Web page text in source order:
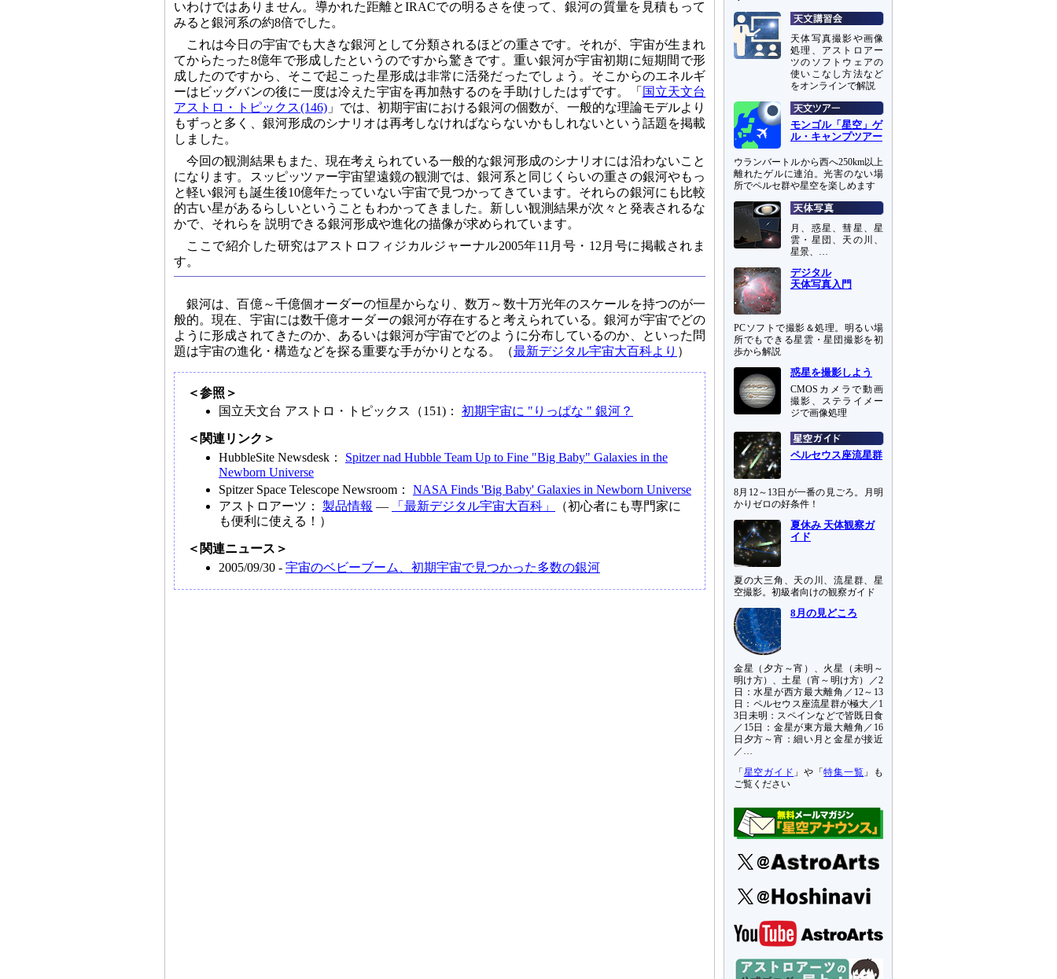
いわけではありません。導かれた距離とIRACでの明るさを使って、銀河の質量を見積もって
みると銀河系の約8倍でした。
これは今日の宇宙でも大きな銀河として分類されるほどの重さです。それが、宇宙が生まれ
てからたった8億年で形成したというのですから驚きです。重い銀河が宇宙初期に短期間で形
成したのですから、そこで起こった星形成は非常に活発だったでしょう。そこからのエネルギ
ーはビッグバンの後に一度は冷えた宇宙を再加熱するのを手助けしたはずです。「 国立天文台
アストロ・トピックス(146)」では、初期宇宙における銀河の個数が、一般的な理論モデルより
もずっと多く、銀河形成のシナリオは再考しなければならないかもしれないという話題を掲載
しました。
今回の観測結果もまた、現在考えられている一般的な銀河形成のシナリオには沿わないこと
になります。スッピッツァー宇宙望遠鏡の観測では、銀河系と同じくらいの重さの銀河やもっ
と軽い銀河も誕生後10億年たっていない宇宙で見つかってきています。それらの銀河にも比較
的古い星があるらしいということもわかってきました。新しい観測結果が次々と発表されるな
かで、それらを 説明できる銀河形成や進化の描像が求められています。
ここで紹介した研究はアストロフィジカルジャーナル2005年11月号・12月号に掲載されま
す。
銀河は、百億～千億個オーダーの恒星からなり、数万～数十万光年のスケールを持つのが一
般的。現在、宇宙には数千億オーダーの銀河が存在すると考えられている。銀河が宇宙でどの
ように形成されてきたのか、あるいは銀河が宇宙でどのように分布しているのか、といった問
題は宇宙の進化・構造などを探る重要な手がかりとなる。（最新デジタル宇宙大百科より ）
＜参照＞
国立天文台 アストロ・トピックス（151)： 初期宇宙に "りっぱな " 銀河？
＜関連リンク＞
HubbleSite Newsdesk： Spitzer nad Hubble Team Up to Fine "Big Baby" Galaxies in the
Newborn Universe
Spitzer Space Telescope Newsroom： NASA Finds 'Big Baby' Galaxies in Newborn Universe
アストロアーツ： 製品情報 ― 「最新デジタル宇宙大百科」
（初心者にも専門家に
も便利に使える！）
＜関連ニュース＞
2005/09/30 - 宇宙のベビーブーム、初期宇宙で見つかった多数の銀河
天体写真撮影や画像
処理、アストロアー
ツのソフトウェアの
使いこなし方法など
をオンラインで解説
モンゴル「星空」ゲ
ル・キャンプツアー
ウランバートルから西へ250km以上
離れたゲルに連泊。光害のない場
所でペルセ群や星空を楽しめます
月、惑星、彗星、星
雲・星団、天の川、
星景、…
デジタル
天体写真入門
PCソフトで撮影＆処理。明るい場
所でもできる星雲・星団撮影を初
歩から解説
惑星を撮影しよう
CMOSカメラで動画
撮影、ステライメー
ジで画像処理
ペルセウス座流星群
8月12～13日が一番の見ごろ。月明
かりゼロの好条件！
夏休み 天体観察ガ
イド
夏の大三角、天の川、流星群、星
空撮影。初級者向けの観察ガイド
8月の見どころ
金星（夕方～宵）、火星（未明～
明け方）、土星（宵～明け方）／2
日：水星が西方最大離角／12～13
日：ペルセウス座流星群が極大／1
3日未明：スペインなどで皆既日食
／15日：金星が東方最大離角／16
日夕方～宵：細い月と金星が接近
／…
「 星空ガイド 」や「特集一覧 」も
ご覧ください